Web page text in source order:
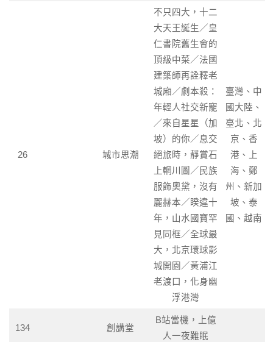
26 城市思潮
不只四大，十二
大天王誕生／皇
仁書院舊生會的
頂級中菜／法國
建築師再詮釋老
城廂／劇本殺：
年輕人社交新寵
／來自星星（加
坡）的你／息交
絕旅時，靜賞石
上輞川圖／民族
服飾奧黛，沒有
麗赫本／睽違十
年，山水國寶罕
見同框／全球最
大，北京環球影
城開園／黃浦江
老渡口，化身幽
浮港灣
臺灣、中
國大陸、
臺北、北
京、香
港、上
海、鄭
州、新加
坡、泰
國、越南
134 創講堂
B站當機，上億
人一夜難眠